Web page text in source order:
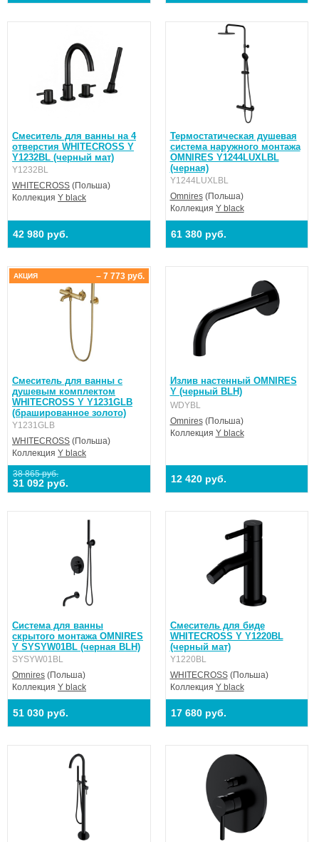
Смеситель для ванны на 4
отверстия WHITECROSS Y
Y1232BL (черный мат)
Y1232BL
WHITECROSS (Польша)
Коллекция Y black
42 980 руб.
Термостатическая душевая
система наружного монтажа
OMNIRES Y1244LUXLBL
(черная)
Y1244LUXLBL
Omnires(Польша)
Коллекция Y black
61 380 руб.
Смеситель для ванны с
душевым комплектом
WHITECROSS Y Y1231GLB
(брашированное золото)
Y1231GLB
WHITECROSS (Польша)
Коллекция Y black
38 865 руб.
31 092 руб.
– 7 773 руб.
АКЦИЯ
Излив настенный OMNIRES
Y (черный BLH)
WDYBL
Omnires(Польша)
Коллекция Y black
12 420 руб.
Система для ванны
скрытого монтажа OMNIRES
Y SYSYW01BL (черная BLH)
SYSYW01BL
Omnires (Польша)
Коллекция Y black
51 030 руб.
Смеситель для биде
WHITECROSS Y Y1220BL
(черный мат)
Y1220BL
WHITECROSS(Польша)
Коллекция Y black
17 680 руб.